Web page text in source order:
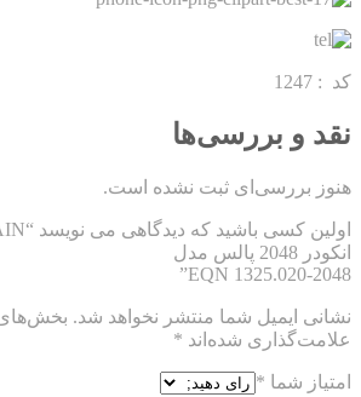
کد : 1247
نقد و بررسی‌ها
هنوز بررسی‌ای ثبت نشده است.
اولین کسی باشید که دیدگاهی می نویسد “HEIDENHAIN
انکودر 2048 پالس مدل
EQN 1325.020-2048”
نشانی ایمیل شما منتشر نخواهد شد. بخش‌های
علامت‌گذاری شده‌اند *
امتیاز شما *